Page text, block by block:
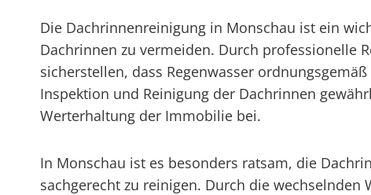
Die Dachrinnenreinigung in Monschau ist ein
Dachrinnen zu vermeiden. Durch professionelle
sicherstellen, dass Regenwasser
Inspektion und Reinigung der Dachrinnen
Werterhaltung der Immobilie bei.
In Monschau ist es besonders ratsam, die
sachgerecht zu reinigen. Durch die